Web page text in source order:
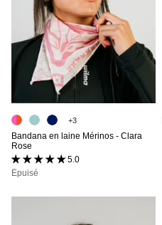
+3
Bandana en laine Mérinos - Clara
Rose
5.0 (16 avis)
Épuisé